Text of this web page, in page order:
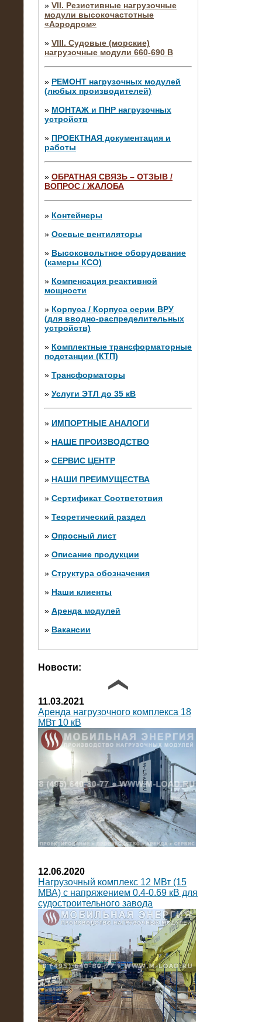
» VII. Резистивные нагрузочные
модули высокочастотные
«Аэродром»
» VIII. Судовые (морские)
нагрузочные модули 660-690 В
» РЕМОНТ нагрузочных модулей
(любых производителей)
» МОНТАЖ и ПНР нагрузочных
устройств
» ПРОЕКТНАЯ документация и
работы
» ОБРАТНАЯ СВЯЗЬ – ОТЗЫВ /
ВОПРОС / ЖАЛОБА
» Контейнеры
» Осевые вентиляторы
» Высоковольтное оборудование
(камеры КСО)
» Компенсация реактивной
мощности
» Корпуса / Корпуса серии ВРУ
(для вводно-распределительных
устройств)
» Комплектные трансформаторные
подстанции (КТП)
» Трансформаторы
» Услуги ЭТЛ до 35 кВ
» ИМПОРТНЫЕ АНАЛОГИ
» НАШЕ ПРОИЗВОДСТВО
» СЕРВИС ЦЕНТР
» НАШИ ПРЕИМУЩЕСТВА
» Сертификат Соответствия
» Теоретический раздел
» Опросный лист
» Описание продукции
» Структура обозначения
» Наши клиенты
» Аренда модулей
» Вакансии
Новости:
10.04.2015
Аренда нагрузочного модуля 4 МВт,
10 кВ
28.02.2015
Нагрузочные модули 700 кВт (4
штуки)
10.10.2014
Нагрузочный комплекс 20 МВт в 2
яруса (напряжение 6-10 кВ)
11.03.2021
Аренда нагрузочного комплекса 18
МВт 10 кВ
12.06.2020
Нагрузочный комплекс 12 МВт (15
МВА) с напряжением 0.4-0.69 кВ для
судостроительного завода